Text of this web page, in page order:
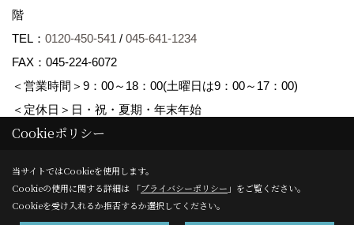
階
TEL： 0120-450-541 / 045-641-1234
FAX：045-224-6072
＜営業時間＞9：00～18：00(土曜日は9：00～17：00)
＜定休日＞日・祝・夏期・年末年始
Copyright (c) Sanei corp. All Rights Reserved.
Produced byゴデスクリエイト
Cookieポリシー
当サイトではCookieを使用します。
Cookieの使用に関する詳細は 「プライバシーポリシー 」をご覧ください。
Cookieを受け入れるか拒否するか選択してください。